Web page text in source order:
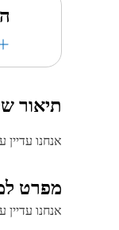
תיאור
אנחנו
מפרט
אנחנו